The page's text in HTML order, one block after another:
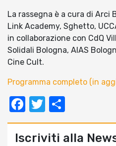
La rassegna è a cura di Arci
Link Academy, Sghetto,
in collaborazione con CdQ
Solidali Bologna, AIAS
Cine Cult.
Programma completo (in
Facebook
Twitter
Iscriviti alla